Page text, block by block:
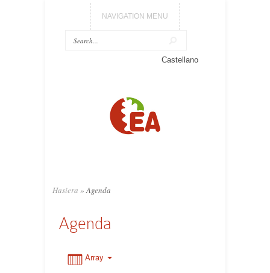
NAVIGATION MENU
Castellano
Hasiera » Agenda
Agenda
Array
4:00
5:00